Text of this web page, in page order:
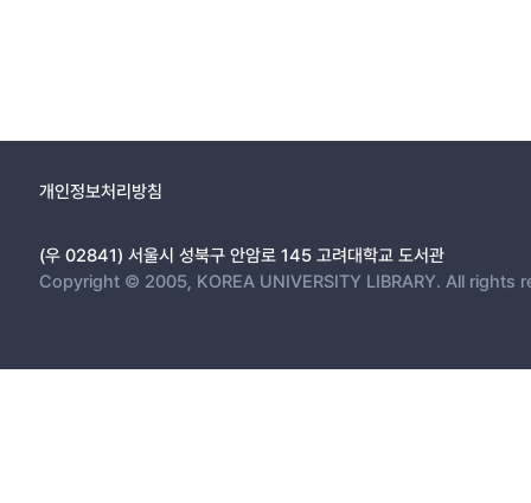
개인정보처리방침
(우 02841) 서울시 성북구 안암로 145 고려대학교 도서관
Copyright © 2005, KOREA UNIVERSITY LIBRARY. All rights